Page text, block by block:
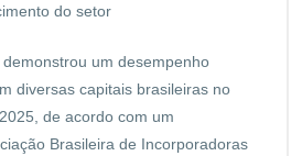
do setor
um desempenho
diversas capitais brasileiras no
de acordo com um
Brasileira de Incorporadoras